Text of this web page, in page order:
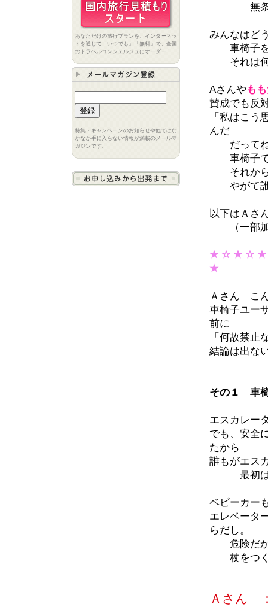
無条件に
みんなはど
車椅子を
それは何
Aさんやも
賛成でも反
「私はこ
んだ
だって
車椅子で
それから
やがて誰
以下はＡさ
（一部加
★ ☆ ★ ☆
★
Ａさん こ
車椅子ユー
前に
「何故禁
結論は出な
その１ 車
エスカレー
でも、安全
たから
誰もがエス
最初はお
ベビーカー
エレベータ
らだし。
危険だか
杖をつく
Ａさん
あなただけの旅行プランを、インターネッ
トを通じて「いつでも」「無料」で、全国
のトラベルコンシェルジュにオーダー！
特集・キャンペーンのお知らせや他ではな
かなか手に入らない情報が満載のメールマ
ガジンです。